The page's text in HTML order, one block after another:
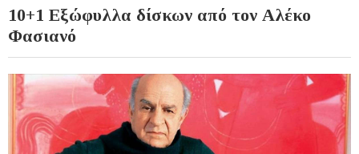
10+1 Εξώφυλλα δίσκων από τον Αλέκο
Φασιανό